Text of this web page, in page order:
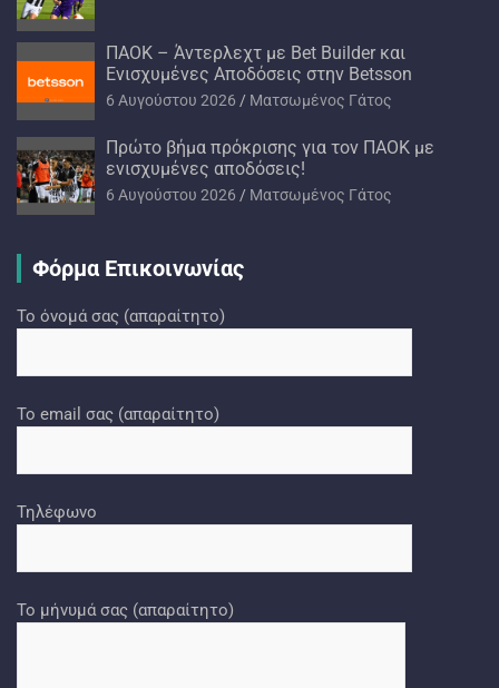
ΠΑΟΚ – Άντερλεχτ με Bet Builder και
Ενισχυμένες Αποδόσεις στην Betsson
6 Αυγούστου 2026 Ματσωμένος Γάτος
Πρώτο βήμα πρόκρισης για τον ΠΑΟΚ με
ενισχυμένες αποδόσεις!
6 Αυγούστου 2026 Ματσωμένος Γάτος
Φόρμα Επικοινωνίας
Το όνομά σας (απαραίτητο)
Το email σας (απαραίτητο)
Τηλέφωνο
Το μήνυμά σας (απαραίτητο)